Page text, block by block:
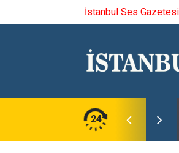
İstanbul Ses Gazetesi
24